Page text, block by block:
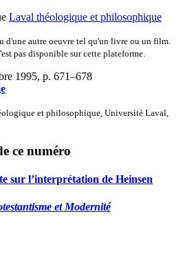
Laval théologique et philosophique
d'une autre oeuvre tel qu'un livre ou un film.
pas disponible sur cette plateforme.
1995, p. 671–678
et philosophique, Université Laval,
ce numéro
sur l’interprétation de Heinsen
et Modernité